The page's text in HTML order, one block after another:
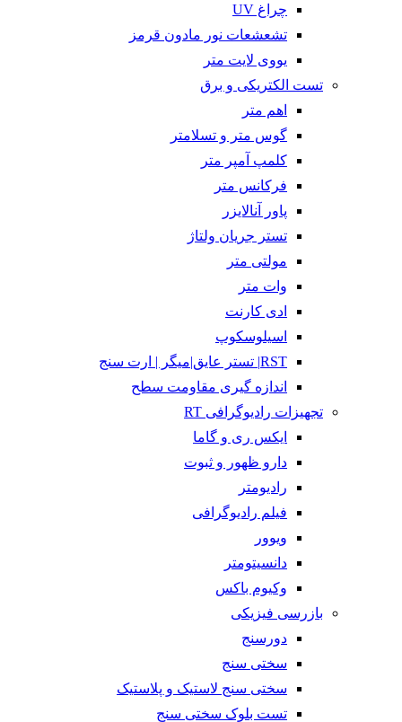
چراغ UV
تشعشعات نور مادون قرمز
یووی لایت متر
تست الکتریکی و برق
اهم متر
گوس متر و تسلامتر
کلمپ آمپر متر
فرکانس متر
پاور آنالایزر
تستر جریان ولتاژ
مولتی متر
وات متر
ادی کارنت
اسیلوسکوپ
RST| تستر عایق|میگر | ارت سنج
اندازه گیری مقاومت سطح
تجهیزات رادیوگرافی RT
ایکس ری و گاما
دارو ظهور و ثبوت
رادیومتر
فیلم رادیوگرافی
ویوور
دانسیتومتر
وکیوم باکس
بازرسی فیزیکی
دورسنج
سختی سنج
سختی سنج لاستیک و پلاستیک
تست بلوک سختی سنج